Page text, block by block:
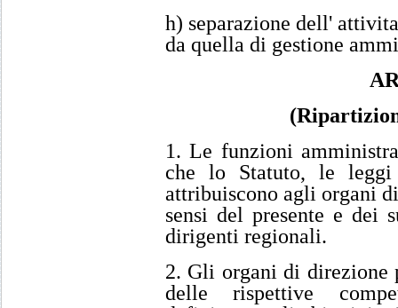
h) separazione dell'
da quella di gestione
1. Le funzioni
che lo Statuto, le
attribuiscono agli organi
sensi del presente e dei
dirigenti regionali.
2. Gli organi di direzione
delle rispettive